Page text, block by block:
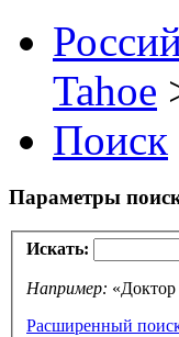
Tahoe
Поиск
Параметры
Искать:
Например:
Расширенный